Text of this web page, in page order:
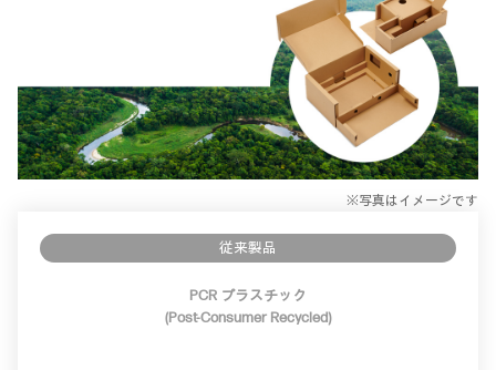
※写真はイメージです
従来製品
PCR プラスチック
(Post-Consumer Recycled)